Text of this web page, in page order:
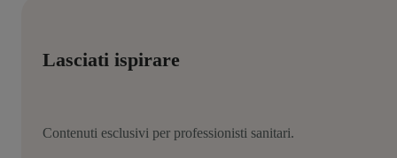
Lasciati ispirare
Contenuti esclusivi per professionisti sanitari.